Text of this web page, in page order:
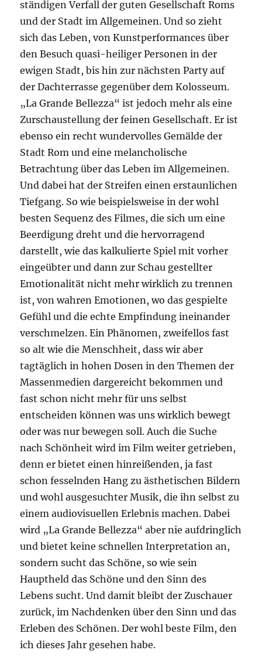
ständigen Verfall der guten Gesellschaft Roms
und der Stadt im Allgemeinen. Und so zieht
sich das Leben, von Kunstperformances über
den Besuch quasi-heiliger Personen in der
ewigen Stadt, bis hin zur nächsten Party auf
der Dachterrasse gegenüber dem Kolosseum.
„La Grande Bellezza“ ist jedoch mehr als eine
Zurschaustellung der feinen Gesellschaft. Er ist
ebenso ein recht wundervolles Gemälde der
Stadt Rom und eine melancholische
Betrachtung über das Leben im Allgemeinen.
Und dabei hat der Streifen einen erstaunlichen
Tiefgang. So wie beispielsweise in der wohl
besten Sequenz des Filmes, die sich um eine
Beerdigung dreht und die hervorragend
darstellt, wie das kalkulierte Spiel mit vorher
eingeübter und dann zur Schau gestellter
Emotionalität nicht mehr wirklich zu trennen
ist, von wahren Emotionen, wo das gespielte
Gefühl und die echte Empfindung ineinander
verschmelzen. Ein Phänomen, zweifellos fast
so alt wie die Menschheit, dass wir aber
tagtäglich in hohen Dosen in den Themen der
Massenmedien dargereicht bekommen und
fast schon nicht mehr für uns selbst
entscheiden können was uns wirklich bewegt
oder was nur bewegen soll. Auch die Suche
nach Schönheit wird im Film weiter getrieben,
denn er bietet einen hinreißenden, ja fast
schon fesselnden Hang zu ästhetischen Bildern
und wohl ausgesuchter Musik, die ihn selbst zu
einem audiovisuellen Erlebnis machen. Dabei
wird „La Grande Bellezza“ aber nie aufdringlich
und bietet keine schnellen Interpretation an,
sondern sucht das Schöne, so wie sein
Hauptheld das Schöne und den Sinn des
Lebens sucht. Und damit bleibt der Zuschauer
zurück, im Nachdenken über den Sinn und das
Erleben des Schönen. Der wohl beste Film, den
ich dieses Jahr gesehen habe.